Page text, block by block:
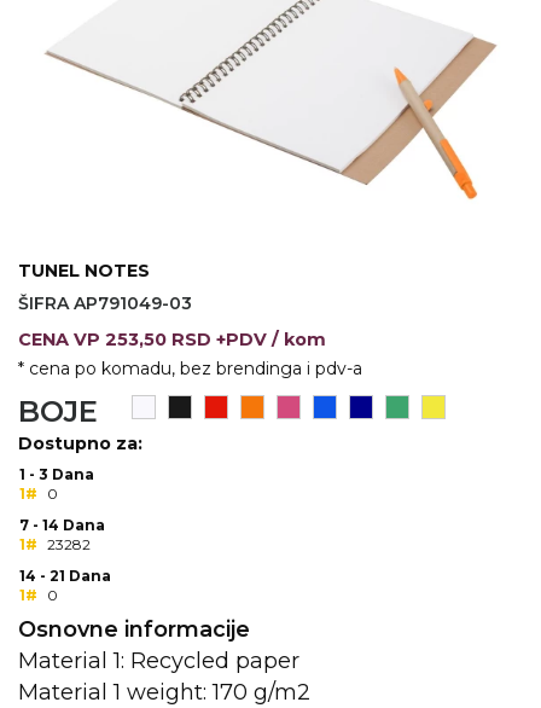
VINO I BAR
UPALJAČI
SLOBODNO VREME
ŠOLJE
LAMPE
ZDRAVLJE I LEPOTA
DUKSEVI I KABANICE
KAČKETI, KAPE I ŠEŠIRI
POLO MAJICE
KOŠULJE
UNIFORME
STRETCH TOPS
TEHNOLOGIJA
USB
TEHNOLOGIJA
GADŽETI
KOŠULJE
TEKSTIL
PANTALONE
MODNI
TUNEL NOTES
ŠIFRA AP791049-03
CENA VP 253,50 RSD +PDV / kom
* cena po komadu, bez brendinga i pdv-a
BOJE
Dostupno za:
1 - 3 Dana
1#
0
7 - 14 Dana
1# 23282
14 - 21 Dana
1#
0
Osnovne informacije
Material 1: Recycled paper
Material 1 weight: 170 g/m2